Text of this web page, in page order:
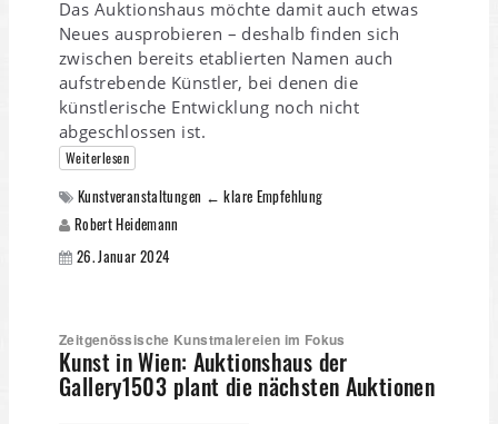
Das Auktionshaus möchte damit auch etwas
Neues ausprobieren – deshalb finden sich
zwischen bereits etablierten Namen auch
aufstrebende Künstler, bei denen die
künstlerische Entwicklung noch nicht
abgeschlossen ist.
Weiterlesen
Kunstveranstaltungen ← klare Empfehlung
Robert Heidemann
26. Januar 2024
Zeitgenössische Kunstmalereien im Fokus
Kunst in Wien: Auktionshaus der
Gallery1503 plant die nächsten Auktionen